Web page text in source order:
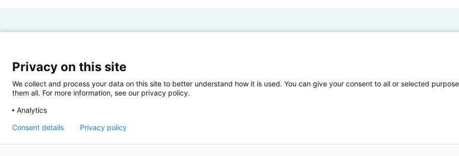
Powered by SURF
Eigen onderzoek publiceren
Veelgestelde vragen
Privacy on this site
We collect and process your data on this site to better understand how it is used. You can give your consent to all or selected
them all. For more information, see our privacy policy.
Analytics
Consent details Privacy policy